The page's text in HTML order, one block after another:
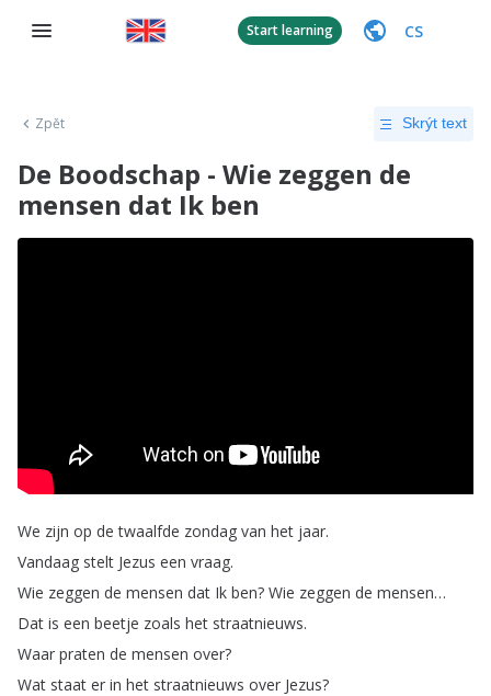
Start learning CS
Zpět Skrýt text
De Boodschap - Wie zeggen de
mensen dat Ik ben
We zijn op de twaalfde zondag van het jaar.
Vandaag stelt Jezus een vraag.
Wie zeggen de mensen dat Ik ben? Wie zeggen de mensen…
Dat is een beetje zoals het straatnieuws.
Waar praten de mensen over?
Wat staat er in het straatnieuws over Jezus?